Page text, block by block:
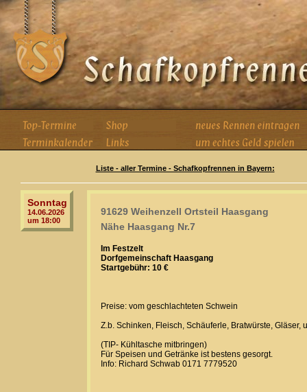
Liste - aller Termine - Schafkopfrennen in Bayern:
Sonntag
14.06.2026
um 18:00
91629 Weihenzell Ortsteil Haasgang
Nähe Haasgang Nr.7
Im Festzelt
Dorfgemeinschaft Haasgang
Startgebühr: 10 €
Preise: vom geschlachteten Schwein
Z.b. Schinken, Fleisch, Schäuferle, Bratwürste, Gläser,
(TIP- Kühltasche mitbringen)
Für Speisen und Getränke ist bestens gesorgt.
Info: Richard Schwab 0171 7779520